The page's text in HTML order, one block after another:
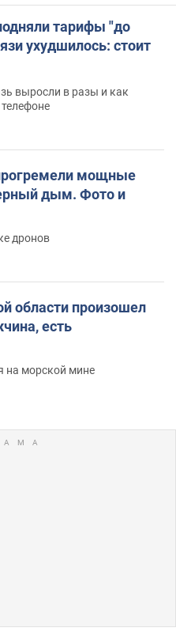
тарифы "до
ухудшилось: стоит
выросли в разы и как
мощные
дым. Фото и
дронов
области произошел
есть
на морской мине